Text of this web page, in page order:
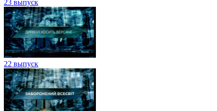
23 выпуск
22 выпуск